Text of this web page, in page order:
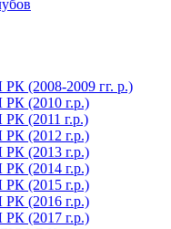
(2008-2009 гг. р.)
(2010 г.р.)
(2011 г.р.)
(2012 г.р.)
(2013 г.р.)
(2014 г.р.)
(2015 г.р.)
(2016 г.р.)
(2017 г.р.)